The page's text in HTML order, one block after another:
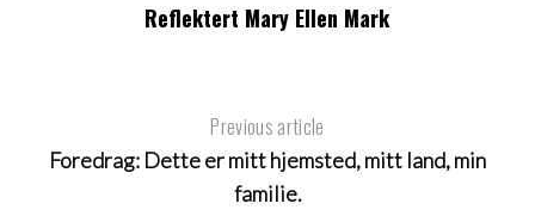
Reflektert Mary Ellen Mark
Previous article
Foredrag: Dette er mitt hjemsted, mitt land, min
familie.